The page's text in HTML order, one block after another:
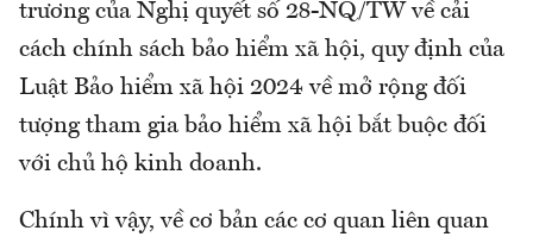
trương của Nghị quyết số 28-NQ/TW về cải
cách chính sách bảo hiểm xã hội, quy định của
Luật Bảo hiểm xã hội 2024 về mở rộng đối
tượng tham gia bảo hiểm xã hội bắt buộc đối
với chủ hộ kinh doanh.
Chính vì vậy, về cơ bản các cơ quan liên quan